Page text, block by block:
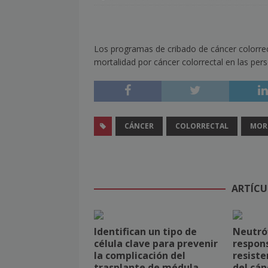
NOTICIAS
Reuters Institute
mínimo histórico
NOTICIAS
[ julio 6, 2026 ] Con la IA como
Los programas de cribado de cáncer
mortalidad por cáncer colorrectal en las
CÁNCER COLORRECTAL
Identifican un tipo de
célula clave para prevenir
la complicación del